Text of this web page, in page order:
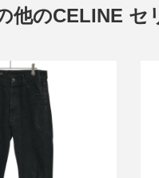
他のCELINE セ
カットオフ ブーツ
ンツ 2N583760D
額21,600円